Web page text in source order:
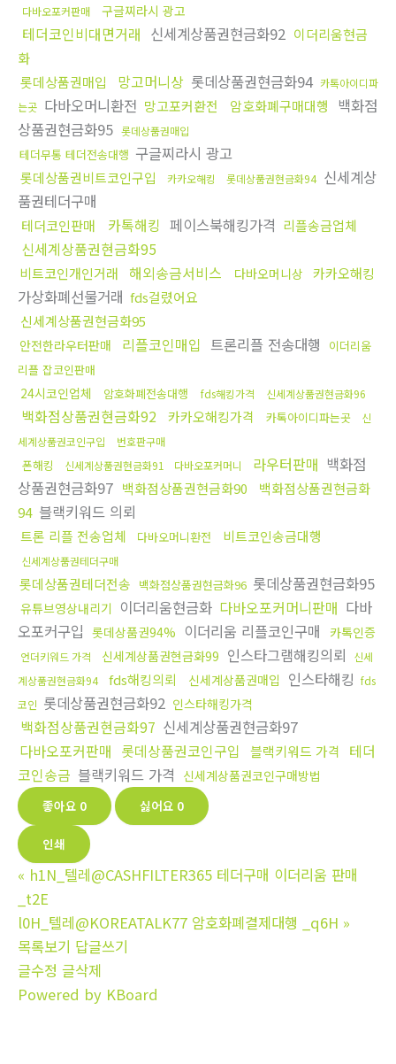
다바오포커판매 구글찌라시 광고
테더코인비대면거래 신세계상품권현금화92 이더리움현금
화
롯데상품권매입
망고머니상 롯데상품권현금화94 카톡아이디파
는곳 다바오머니환전 망고포커환전 암호화폐구매대행
백화점
상품권현금화95 롯데상품권매입
테더무통 테더전송대행 구글찌라시 광고
롯데상품권비트코인구입 카카오해킹 롯데상품권현금화94 신세계상
품권테더구매
테더코인판매 카톡해킹 페이스북해킹가격 리플송금업체
신세계상품권현금화95
비트코인개인거래 해외송금서비스 다바오머니상 카카오해킹
가상화폐선물거래 fds걸렸어요
신세계상품권현금화95
안전한라우터판매 리플코인매입 트론리플 전송대행
이더리움
리플 잡코인판매
24시코인업체 암호화폐전송대행 fds해킹가격 신세계상품권현금화96
백화점상품권현금화92 카카오해킹가격 카톡아이디파는곳
신
세계상품권코인구입
번호판구매
폰해킹 신세계상품권현금화91 다바오포커머니 라우터판매 백화점
상품권현금화97 백화점상품권현금화90
백화점상품권현금화
94 블랙키워드 의뢰
트론 리플 전송업체 다바오머니환전 비트코인송금대행
신세계상품권테더구매
롯데상품권테더전송 백화점상품권현금화96 롯데상품권현금화95
유튜브영상내리기 이더리움현금화 다바오포커머니판매 다바
오포커구입 롯데상품권94% 이더리움 리플코인구매 카톡인증
언더키워드 가격 신세계상품권현금화99 인스타그램해킹의뢰
신세
계상품권현금화94
fds해킹의뢰 신세계상품권매입 인스타해킹 fds
코인 롯데상품권현금화92 인스타해킹가격
백화점상품권현금화97 신세계상품권현금화97
다바오포커판매 롯데상품권코인구입 블랙키워드 가격
테더
코인송금 블랙키워드 가격 신세계상품권코인구매방법
좋아요 0 싫어요 0
인쇄
« h1N_텔레@CASHFILTER365 테더구매 이더리움 판매
_t2E
l0H_텔레@KOREATALK77 암호화폐결제대행 _q6H »
목록보기 답글쓰기
글수정 글삭제
Powered by KBoard